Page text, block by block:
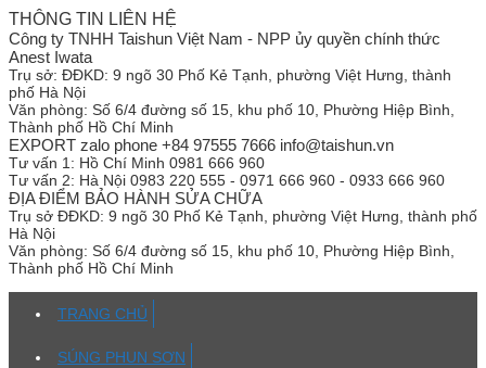
THÔNG TIN LIÊN HỆ
Công ty TNHH Taishun Việt Nam - NPP ủy quyền chính thức
Anest Iwata
Trụ sở: ĐĐKD: 9 ngõ 30 Phố Kẻ Tạnh, phường Việt Hưng, thành
phố Hà Nội
Văn phòng: Số 6/4 đường số 15, khu phố 10, Phường Hiệp Bình,
Thành phố Hồ Chí Minh
EXPORT zalo phone +84 97555 7666 info@taishun.vn
Tư vấn 1: Hồ Chí Minh 0981 666 960
Tư vấn 2: Hà Nội 0983 220 555 - 0971 666 960 - 0933 666 960
ĐỊA ĐIỂM BẢO HÀNH SỬA CHỮA
Trụ sở ĐĐKD: 9 ngõ 30 Phố Kẻ Tạnh, phường Việt Hưng, thành phố
Hà Nội
Văn phòng: Số 6/4 đường số 15, khu phố 10, Phường Hiệp Bình,
Thành phố Hồ Chí Minh
TRANG CHỦ
SÚNG PHUN SƠN